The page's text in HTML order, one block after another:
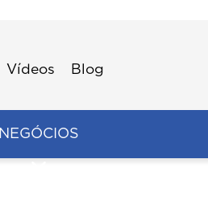
Vídeos Blog
NEGÓCIOS